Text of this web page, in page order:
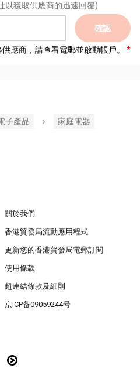
以獲取供應商的迅速回覆)
確認
應商，請查看電郵並啟動帳戶。
子產品 家庭電器
關於我們
香港貿發局流動應用程式
更新您的香港貿發局電郵訂閱
使用條款
超連結條款及細則
京ICP备09059244号